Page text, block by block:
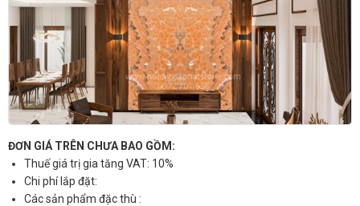
ĐƠN GIÁ TRÊN CHƯA BAO GỒM:
Thuế giá trị gia tăng VAT: 10%
Chi phí lắp đặt:
Các sản phẩm đặc thù :